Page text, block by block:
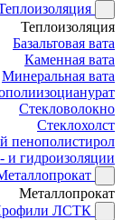
Теплоизоляция
Базальтовая вата
Каменная вата
Минеральная вата
Стекловолокно
Стеклохолст
пенополистирол
и гидроизоляции
Металлопрокат
ЛСТК